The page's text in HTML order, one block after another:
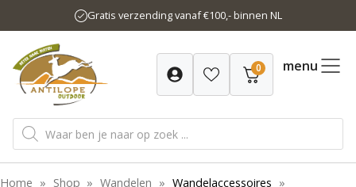
naar
inhoud
Gratis verzending vanaf €100,- binnen NL
0 menu
Producten
zoeken
Home » Shop » Wandelen » Wandelaccessoires »